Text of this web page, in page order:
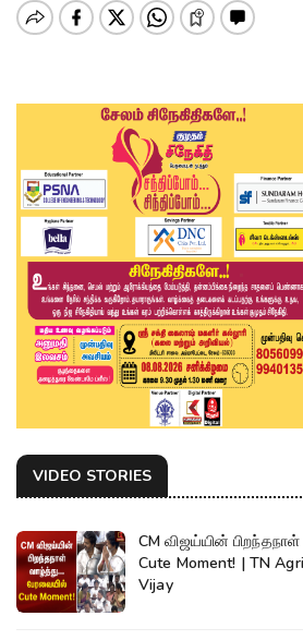
VIDEO STORIES
CM விஜய்யின்
Cute Moment! | TN
Vijay